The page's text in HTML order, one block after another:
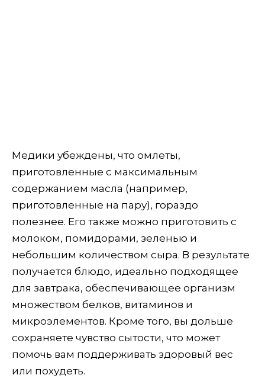
Медики убеждены, что омлеты,
приготовленные с максимальным
содержанием масла (например,
приготовленные на пару), гораздо
полезнее. Его также можно приготовить с
молоком, помидорами, зеленью и
небольшим количеством сыра. В результате
получается блюдо, идеально подходящее
для завтрака, обеспечивающее организм
множеством белков, витаминов и
микроэлементов. Кроме того, вы дольше
сохраняете чувство сытости, что может
помочь вам поддерживать здоровый вес
или похудеть.